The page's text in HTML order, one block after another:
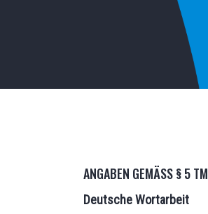
ANGABEN GEMÄSS § 5 TMG
Deutsche Wortarbeit